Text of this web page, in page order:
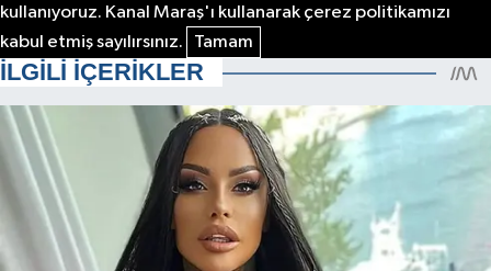
kullanıyoruz. Kanal Maraş'ı kullanarak çerez politikamızı
kabul etmiş sayılırsınız.
Tamam